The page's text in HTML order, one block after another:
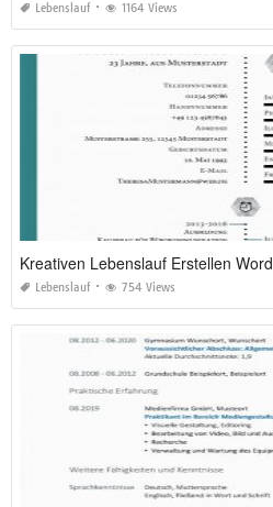
Lebenslauf 1164 Views
Kreativen Lebenslauf Erstellen Word
Lebenslauf 754 Views